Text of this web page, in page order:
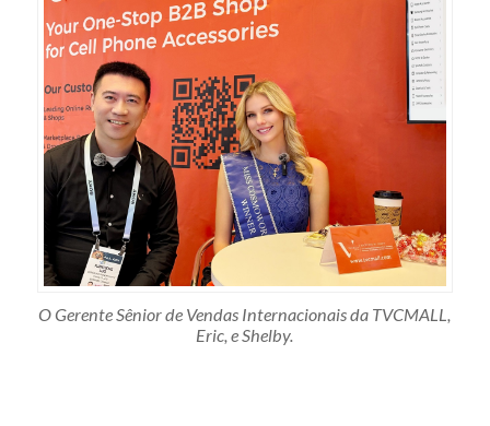
O Gerente Sênior de Vendas Internacionais da TVCMALL,
Eric, e Shelby.